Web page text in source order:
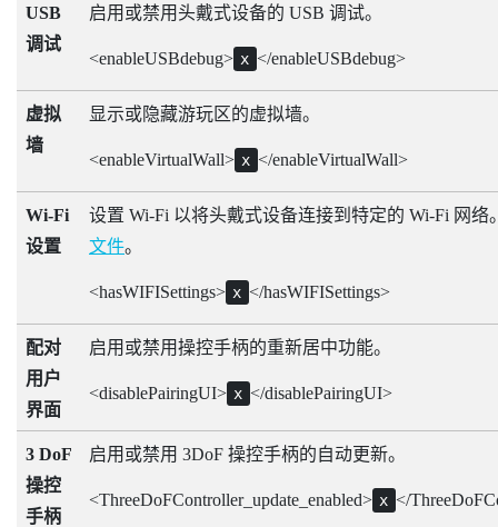
USB
调试
启用或禁用头戴式设备的 USB 调试。
<enableUSBdebug> x </enableUSBdebug>
虚拟
墙
显示或隐藏游玩区的虚拟墙。
<enableVirtualWall> x </enableVirtualWall>
Wi-Fi
设置
设置 Wi-Fi 以将头戴式设备连接到特定的 Wi-Fi 网络
文件。
<hasWIFISettings> x </hasWIFISettings>
配对
用户
界面
启用或禁用操控手柄的重新居中功能。
<disablePairingUI> x </disablePairingUI>
3 DoF
操控
手柄
启用或禁用 3DoF 操控手柄的自动更新。
<ThreeDoFController_update_enabled> x </